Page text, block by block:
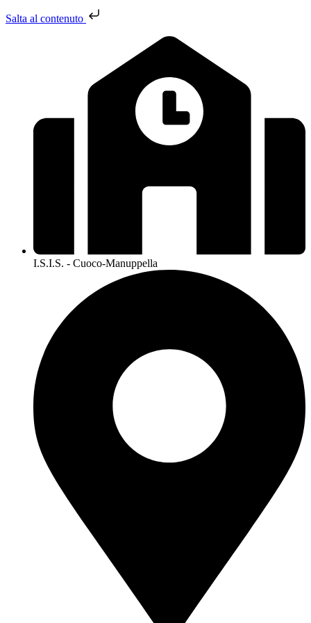
Salta al contenuto
I.S.I.S. - Cuoco-Manuppella